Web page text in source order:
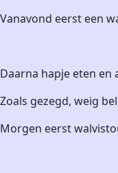
Vanavond eerst een
Daarna hapje eten en
Zoals gezegd, weig
Morgen eerst